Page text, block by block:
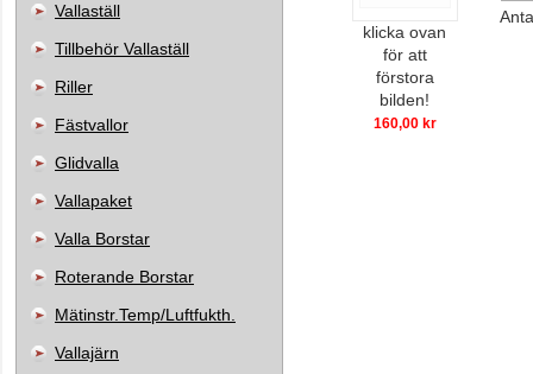
Vallaställ
Tillbehör Vallaställ
Riller
Fästvallor
Glidvalla
Vallapaket
Valla Borstar
Roterande Borstar
Mätinstr.Temp/Luftfukth.
Vallajärn
klicka ovan
för att
förstora
bilden!
160,00 kr